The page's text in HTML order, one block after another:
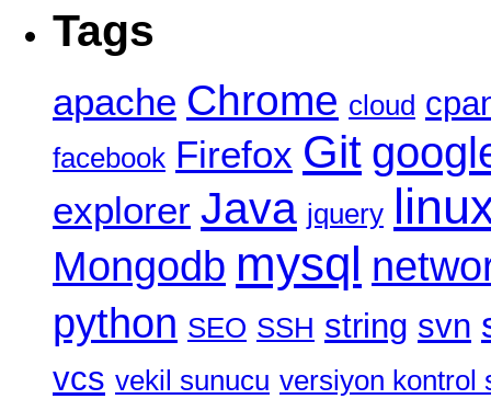
Tags
apache Chrome cloud
facebook Firefox Git
explorer Java jquery
Mongodb mysql
python SEO SSH string svn
vcs vekil sunucu versiyon kontrol